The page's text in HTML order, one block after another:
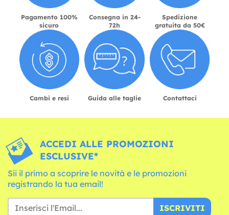
Pagamento 100%
sicuro
Consegna in 24-
72h
Spedizione
gratuita da 50€
Cambi e resi Guida alle taglie Contattaci
ACCEDI ALLE PROMOZIONI
ESCLUSIVE*
Sii il primo a scoprire le novità e le promozioni
registrando la tua email!
ISCRIVITI